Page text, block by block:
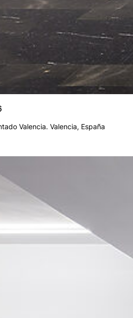
Valencia. Valencia, España